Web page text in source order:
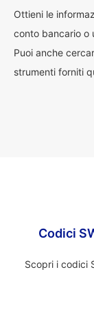
Ottieni le
conto bancario o
Puoi anche
strumenti forniti
Codici
Scopri i codici